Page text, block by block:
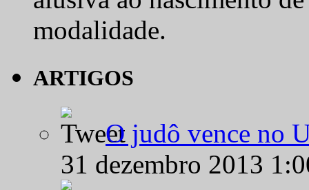
modalidade.
ARTIGOS
O judô vence no
31 dezembro 2013